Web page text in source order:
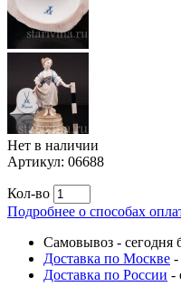
Нет в наличии
Артикул: 06688
Кол-во
Подробнее о способах
Самовывоз - сегодня
Доставка по Москве -
Доставка по России -